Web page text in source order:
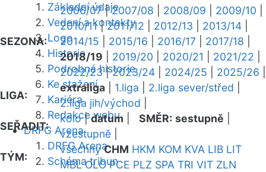
Základní údaje
Vedení a kontakty
Logo
Historie
Podrobná historie
Ke stažení
Kariéra
Redakce webu
DRFG Arena
DRFG Arena
Schéma tribun
SEZONA:
2006/07|2007/08 2008/09 2009/10
2010/11|2011/12 2012/13 2013/14
2014/15
2015/16 2016/17 2017/18
2018/19
2019/20 2020/21 2021/22
2022/23|2023/24 2024/25 2025/26
LIGA:
extraliga 1.liga 2.liga sever/střed
2.liga jih/východ
SEŘADIT:
kolo|datum SMĚR: sestupně
vzestupně
TÝM:
všechny CHM HKM KOM KVA LIB LIT
MBL OLO PCE PLZ SPA TRI VIT ZLN